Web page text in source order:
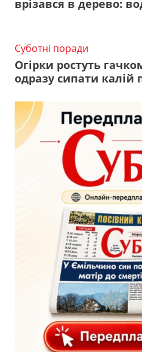
врізався в дерево:
Суботні поради
Огірки ростуть
одразу сипати калій